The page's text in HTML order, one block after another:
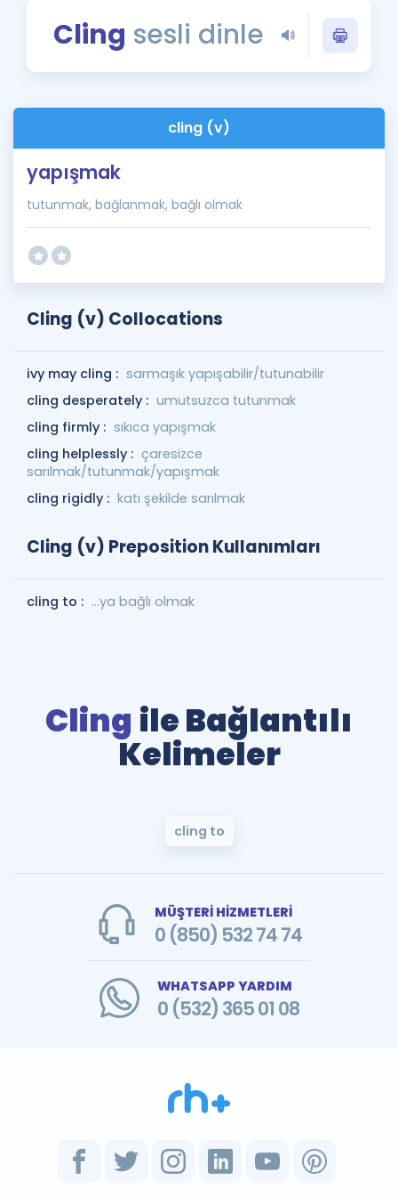
Rehberlik Aracı
Blog
İngilizce Gramer
Cling sesli dinle
cling (v)
yapışmak
tutunmak, bağlanmak, bağlı olmak
Cling (v) Collocations
ivy may cling : sarmaşık yapışabilir/tutunabilir
cling desperately : umutsuzca tutunmak
cling firmly : sıkıca yapışmak
cling helplessly : çaresizce
sarılmak/tutunmak/yapışmak
cling rigidly : katı şekilde sarılmak
Cling (v) Preposition Kullanımları
cling to : …ya bağlı olmak
Cling ile Bağlantılı
Kelimeler
cling to
MÜŞTERİ HİZMETLERİ
0 (850) 532 74 74
WHATSAPP YARDIM
0 (532) 365 01 08